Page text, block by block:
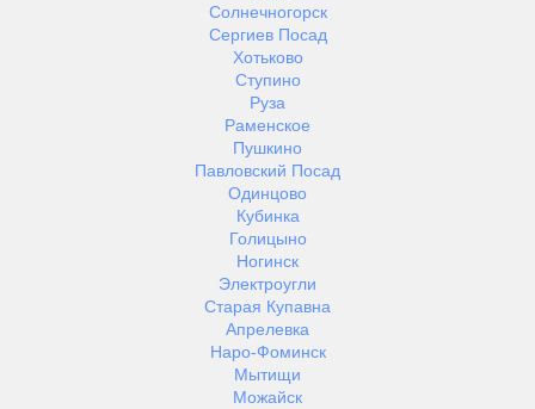
Солнечногорск
Сергиев Посад
Хотьково
Ступино
Руза
Раменское
Пушкино
Павловский Посад
Одинцово
Кубинка
Голицыно
Ногинск
Электроугли
Старая Купавна
Апрелевка
Наро-Фоминск
Мытищи
Можайск